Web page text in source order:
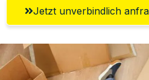
Jetzt unverbindlich